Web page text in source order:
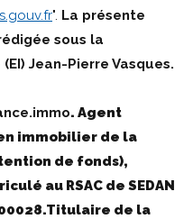
". La présente
sous la
Jean-Pierre Vasques.
. Agent
immobilier de la
de fonds),
au RSAC de SEDAN
de la